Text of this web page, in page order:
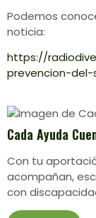
Podemos
noticia:
https://
prevencion-del-
Cada Ayuda
Con tu
acompañan,
con